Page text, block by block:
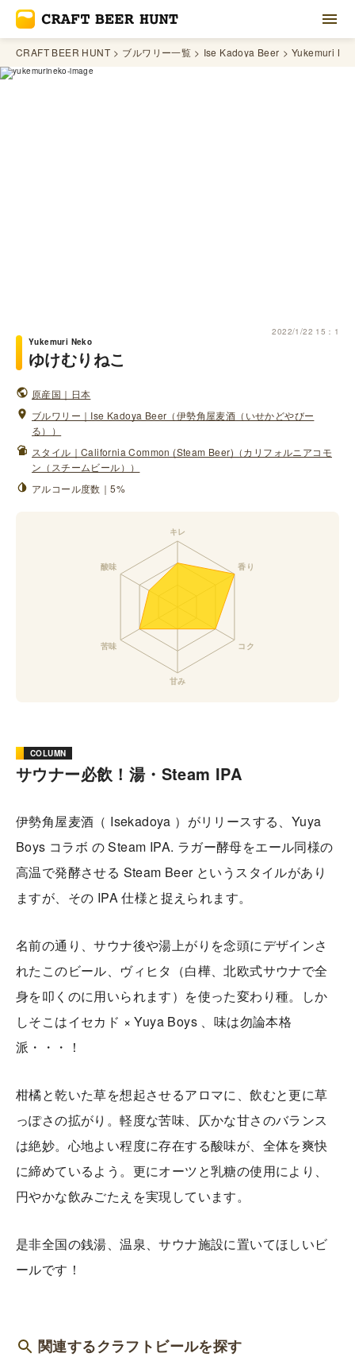
CRAFT BEER HUNT ブルワリー一覧 Ise Kadoya Beer Yukemuri
2022/1/22 15：1
Yukemuri Neko
ゆけむりねこ
原産国｜日本
ブルワリー｜Ise Kadoya Beer（伊勢角屋麦酒（いせかどやびー
る））
スタイル｜California Common (Steam Beer)（カリフォルニアコモ
ン（スチームビール））
アルコール度数｜5%
COLUMN
サウナー必飲！湯・Steam IPA
伊勢角屋麦酒（ Isekadoya ）がリリースする、Yuya
Boys コラボ の Steam IPA. ラガー酵母をエール同様の
高温で発酵させる Steam Beer というスタイルがあり
ますが、その IPA 仕様と捉えられます。
名前の通り、サウナ後や湯上がりを念頭にデザインさ
れたこのビール、ヴィヒタ（白樺、北欧式サウナで全
身を叩くのに用いられます）を使った変わり種。しか
しそこはイセカド × Yuya Boys 、味は勿論本格
派・・・！
柑橘と乾いた草を想起させるアロマに、飲むと更に草
っぽさの拡がり。軽度な苦味、仄かな甘さのバランス
は絶妙。心地よい程度に存在する酸味が、全体を爽快
に締めているよう。更にオーツと乳糖の使用により、
円やかな飲みごたえを実現しています。
是非全国の銭湯、温泉、サウナ施設に置いてほしいビ
ールです！
関連するクラフトビールを探す